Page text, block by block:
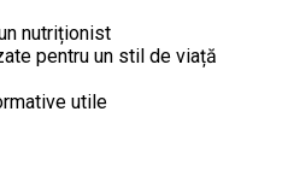
nutriționist
pentru un stil de viață
utile